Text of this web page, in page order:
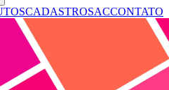
CADASTROSACCONTATO